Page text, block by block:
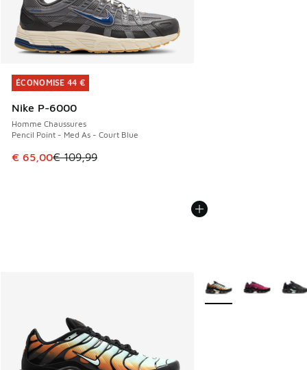
ÉCONOMISE 44 €
Nike P-6000
Homme Chaussures
Pencil Point - Med As - Court Blue
Cet article est en promotion. Prix en baisse de € 109,99 à
€ 65,00€ 109,99
ÉCONOMISE 44 €
Plus de couleurs